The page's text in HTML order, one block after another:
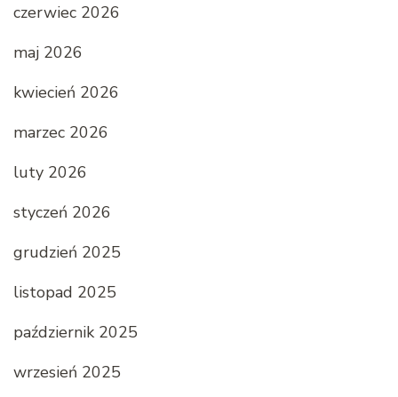
czerwiec 2026
maj 2026
kwiecień 2026
marzec 2026
luty 2026
styczeń 2026
grudzień 2025
listopad 2025
październik 2025
wrzesień 2025